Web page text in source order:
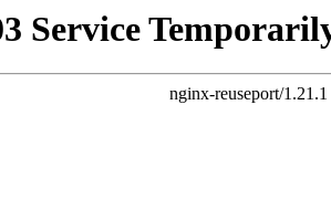
Service
nginx-reuseport/1.21.1